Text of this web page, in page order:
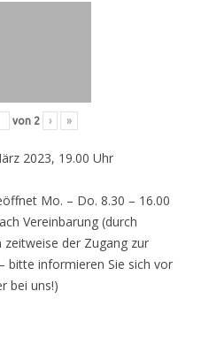
von 2 › »
2023, 19.00 Uhr
Mo. – Do. 8.30 – 16.00
Vereinbarung (durch
zeitweise der Zugang zur
bitte informieren Sie sich vor
bei uns!)